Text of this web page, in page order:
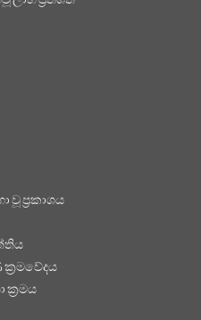
වූ ප්‍රකාශය
ක්‍රමය